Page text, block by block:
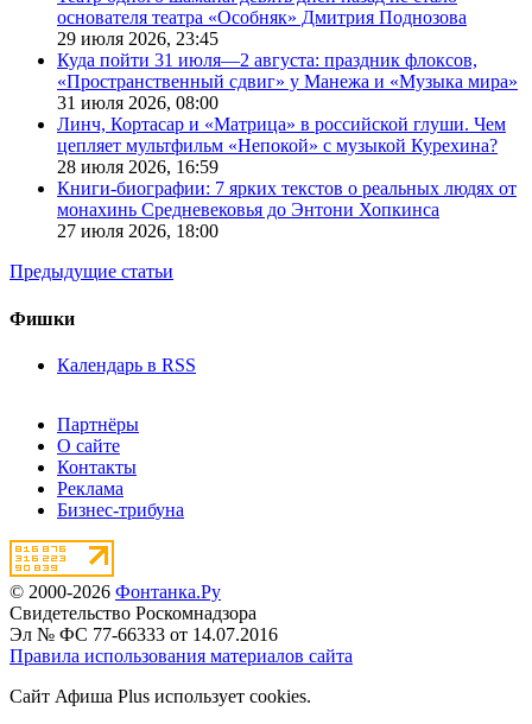
основателя театра «Особняк» Дмитрия Поднозова
29 июля 2026, 23:45
Куда пойти 31 июля—2 августа: праздник флоксов,
«Пространственный сдвиг» у Манежа и «Музыка мира»
31 июля 2026, 08:00
Линч, Кортасар и «Матрица» в российской глуши. Чем
цепляет мультфильм «Непокой» с музыкой Курехина?
28 июля 2026, 16:59
Книги-биографии: 7 ярких текстов о реальных людях от
монахинь Средневековья до Энтони Хопкинса
27 июля 2026, 18:00
Предыдущие статьи
Фишки
Календарь в RSS
Партнёры
О сайте
Контакты
Реклама
Бизнес-трибуна
© 2000-2026 Фонтанка.Ру
Свидетельство Роскомнадзора
Эл № ФС 77-66333 от 14.07.2016
Правила использования материалов сайта
Сайт Афиша Plus использует cookies.